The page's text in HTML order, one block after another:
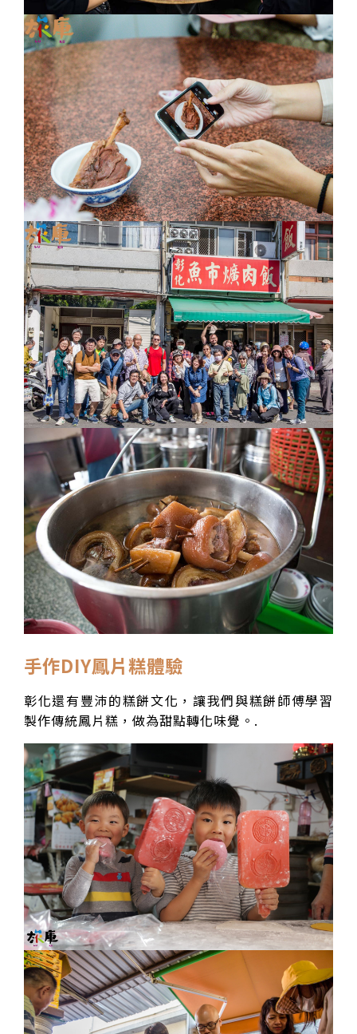
手作DIY鳳片糕體驗
彰化還有豐沛的糕餅文化，讓我們與糕餅師傅學習
製作傳統鳳片糕，做為甜點轉化味覺。.